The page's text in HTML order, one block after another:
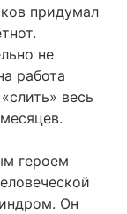
придумал
не
работа
весь
героем
Он